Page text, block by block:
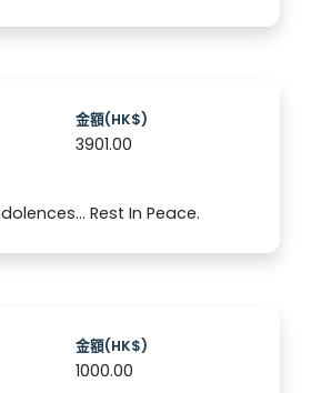
金額(HK$)
3901.00
Rest In Peace.
金額(HK$)
1000.00